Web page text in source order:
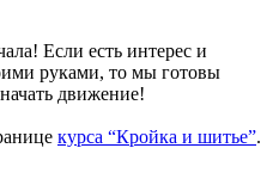
Если есть интерес и
руками, то мы готовы
движение!
курса “Кройка и шитье”.